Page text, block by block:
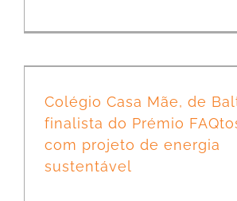
Colégio Casa Mãe, de
finalista do Prémio
com projeto de energia
sustentável